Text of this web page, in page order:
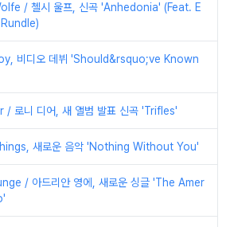
/ 첼시 울프, 신곡 'Anhedonia' (Feat. E
비디오 데뷔 'Should&rsquo;ve Known
/ 로니 디어, 새 앨범 발표 신곡 'Trifles'
새로운 음악 'Nothing Without You'
/ 아드리안 영에, 새로운 싱글 'The Amer